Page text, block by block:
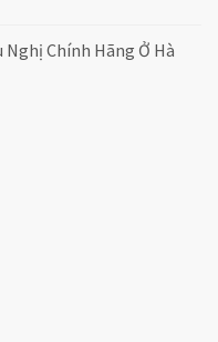
Chính Hãng Ở Hà